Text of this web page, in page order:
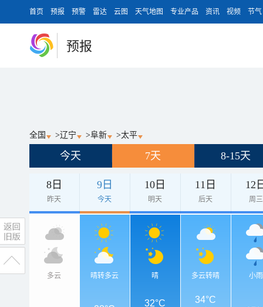
首页 预报 预警 雷达 云图 天气地图 专业产品 资讯 视频 节气
预报
全国 >辽宁 >阜新 >太平
今天 7天 8-15天
8日
昨天
9日
今天
10日
明天
11日
后天
12
周三
多云 晴转多云 晴 多云转晴 小雨
32°C 34°C